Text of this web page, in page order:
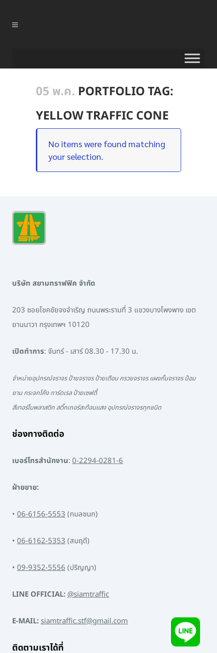
05 พ.ค. PORTFOLIO TAG:
YELLOW TRAFFIC CONE
No items were found matching
your selection.
บริษัท สยามทราฟฟิค จำกัด
203 ซอยโชคชัยจงจำเริญ ถนนพระรามที่ 3 แขวงบางโพงพาง เขต
ยานนาวา กรุงเทพฯ 10120
เปิดทำการ: จันทร์ - เสาร์ 08.30 - 17.30 น.
จำหน่ายอุปกรณ์จราจร ป้ายจราจร ป้ายเตือน กรวยจราจร แผงกั้นจราจร ป้อม
ยาม กระจกโค้ง การ์ดเรล ป้ายเซฟตี้
สีเทอร์โมพลาสติก สติ๊กเกอร์สะท้อนแสง อุปกรณ์จราจรทุกชนิด
ช่องทางติดต่อ
เบอร์โทรสำนักงาน: 0-2294-0281-6
ฝ่ายขาย:
• 06-6156-5553(กมลชนก)
• 06-6162-5353(สมฤดี)
• 09-9352-5556(ปริญญา)
LINE OFFICIAL:@siamtraffic
E-MAIL:siamtraffic.stf@gmail.com
ติดตามเราได้ที่